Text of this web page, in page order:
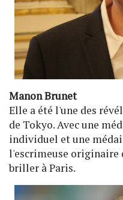
Manon Brunet
Elle a été l'une des
de Tokyo. Avec une
individuel et une
l'escrimeuse originaire
briller à Paris.